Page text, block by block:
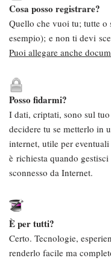
Cosa posso registrare?
Quello che vuoi tu; tutte o
esempio); e non ti devi
Puoi allegare anche
Posso fidarmi?
I dati, criptati, sono sul
decidere tu se metterlo in
internet, utile per
è richiesta quando
sconnesso da Internet.
È per tutti?
Certo. Tecnologie,
renderlo facile ma